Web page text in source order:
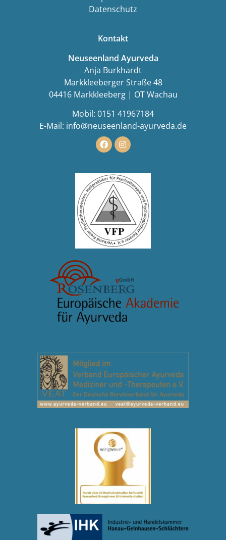
Datenschutz
Kontakt
Neuseenland Ayurveda
Anja Burkhardt
Markkleeberger Straße 48
04416 Markkleeberg | OT Wachau
Mobil: 0151 41967184
E-Mail: info@neuseenland-ayurveda.de